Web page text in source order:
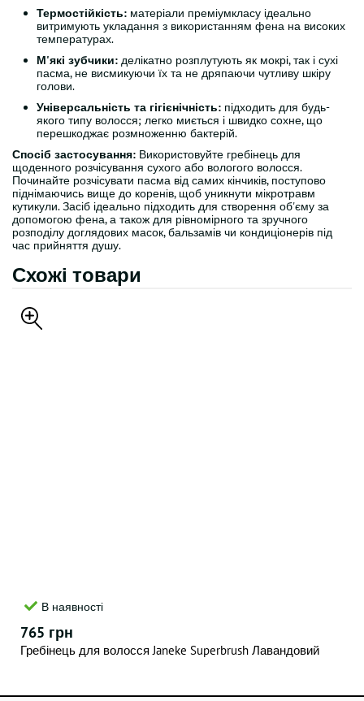
Термостійкість: матеріали преміумкласу ідеально
витримують укладання з використанням фена на високих
температурах.
М'які зубчики: делікатно розплутують як мокрі, так і сухі
пасма, не висмикуючи їх та не дряпаючи чутливу шкіру
голови.
Універсальність та гігієнічність: підходить для будь-
якого типу волосся; легко миється і швидко сохне, що
перешкоджає розмноженню бактерій.
Спосіб застосування: Використовуйте гребінець для
щоденного розчісування сухого або вологого волосся.
Починайте розчісувати пасма від самих кінчиків, поступово
піднімаючись вище до коренів, щоб уникнути мікротравм
кутикули. Засіб ідеально підходить для створення об'єму за
допомогою фена, а також для рівномірного та зручного
розподілу доглядових масок, бальзамів чи кондиціонерів під
час прийняття душу.
Схожі товари
В наявності
765 грн
Гребінець для волосся Janeke Superbrush Лавандовий